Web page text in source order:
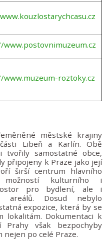
roztoky.cz
městské krajiny
Libeň a Karlín. Obě
samostatné obce,
připojeny k Praze jako její
širší centrum hlavního
kulturního i
pro bydlení, ale i
areálů. Dosud nebylo
expozice, která by se
lokalitám. Dokumentaci k
Prahy však bezpochyby
nejen po celé Praze.